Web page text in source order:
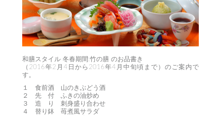
和膳スタイル 冬春期間:竹の膳 のお品書き
（2016年2月4日から2016年4月中旬頃まで）のご案内で
す。
１ 食前酒 山のきぶどう酒
２ 先 付 ふきの油炒め
３ 造 り 刺身盛り合わせ
４ 替り鉢 苺煮風サラダ